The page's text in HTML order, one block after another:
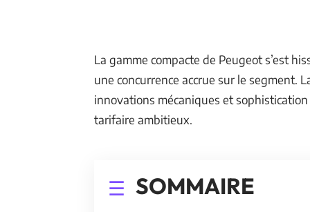
La gamme compacte de Peugeot s’est
une concurrence accrue sur le segment.
innovations mécaniques et
tarifaire ambitieux.
SOMMAIRE